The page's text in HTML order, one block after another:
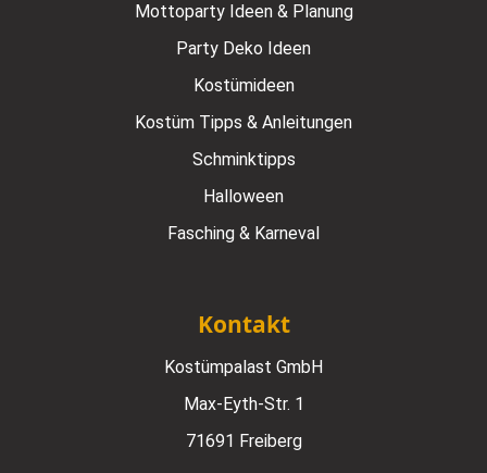
Mottoparty Ideen & Planung
Party Deko Ideen
Kostümideen
Kostüm Tipps & Anleitungen
Schminktipps
Halloween
Fasching & Karneval
Kontakt
Kostümpalast GmbH
Max-Eyth-Str. 1
71691 Freiberg